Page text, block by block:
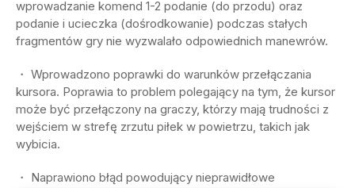
wprowadzanie komend 1-2 podanie (do przodu) oraz
podanie i ucieczka (dośrodkowanie) podczas stałych
fragmentów gry nie wyzwalało odpowiednich manewrów.
・ Wprowadzono poprawki do warunków przełączania
kursora. Poprawia to problem polegający na tym, że kursor
może być przełączony na graczy, którzy mają trudności z
wejściem w strefę zrzutu piłek w powietrzu, takich jak
wybicia.
・ Naprawiono błąd powodujący nieprawidłowe